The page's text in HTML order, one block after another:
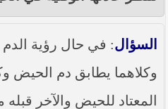
السؤال: في حال رؤية
وكلاهما يطابق دم الحيض
المعتاد للحيض والآخر